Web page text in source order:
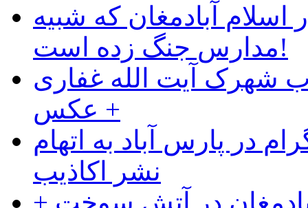
آبادمغان که شبیه
مدارس جنگ زده است!
شهرک آیت الله غفاری
+ عکس
در پارس آباد به اتهام
نشر اکاذیب
در آتش سوخت +